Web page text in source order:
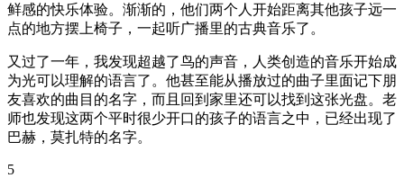
鲜感的快乐体验。渐渐的，他们两个人开始距离其他孩子远一
点的地方摆上椅子，一起听广播里的古典音乐了。
又过了一年，我发现超越了鸟的声音，人类创造的音乐开始成
为光可以理解的语言了。他甚至能从播放过的曲子里面记下朋
友喜欢的曲目的名字，而且回到家里还可以找到这张光盘。老
师也发现这两个平时很少开口的孩子的语言之中，已经出现了
巴赫，莫扎特的名字。
5